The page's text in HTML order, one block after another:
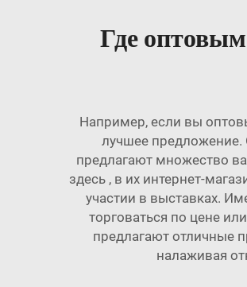
Где
Например, если вы
лучшее предложение.
предлагают множество
здесь , в их интернет-
участии в выставках.
торговаться по цене
предлагают отличные
налаживая